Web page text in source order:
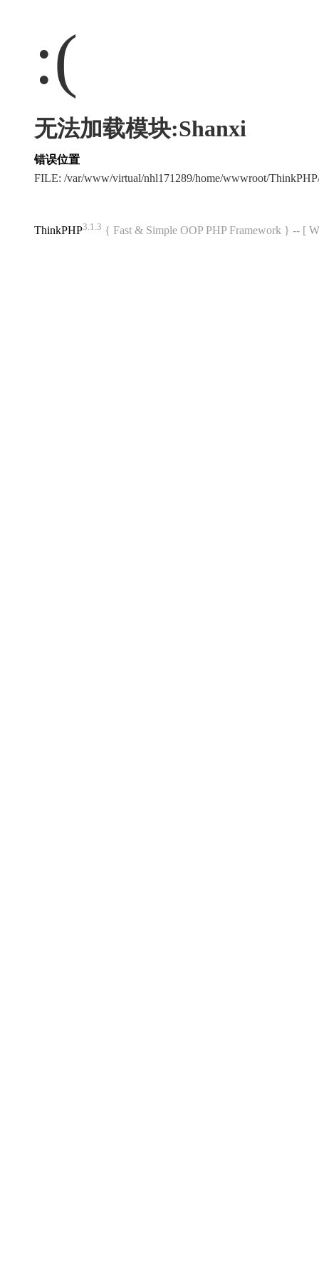
:(
无法加载模块:Shanxi
错误位置
FILE: /var/www/virtual/nhl171289/home/wwwroot/
ThinkPHP3.1.3 { Fast & Simple OOP PHP Framework } -- [